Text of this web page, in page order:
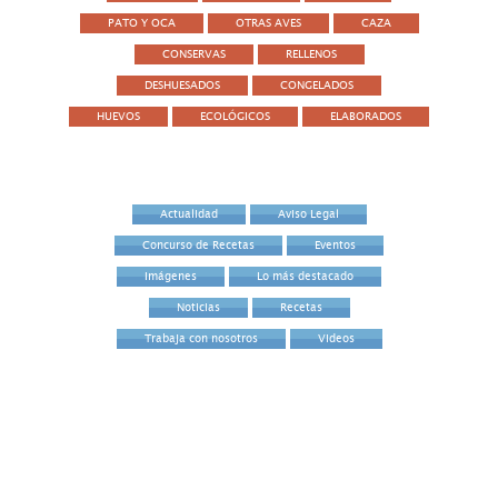
PATO Y OCA OTRAS AVES CAZA
CONSERVAS RELLENOS
DESHUESADOS CONGELADOS
HUEVOS ECOLÓGICOS ELABORADOS
Actualidad Aviso Legal
Concurso de Recetas Eventos
Imágenes Lo más destacado
Noticias Recetas
Trabaja con nosotros Videos